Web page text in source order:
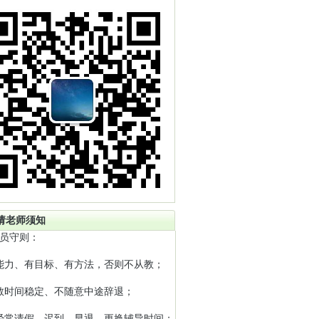
老师须知
守则：
力、有目标、有方法，否则不从教；
时间稳定、不随意中途辞退；